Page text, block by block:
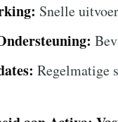
Snelle
Regelmatige